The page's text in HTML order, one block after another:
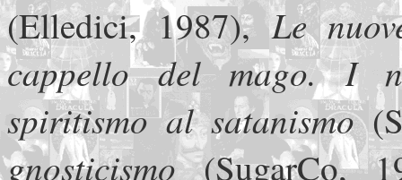
(Elledici, 1987),Le
cappello del mago. I
spiritismo al satanismo
gnosticismo(SugarCo,